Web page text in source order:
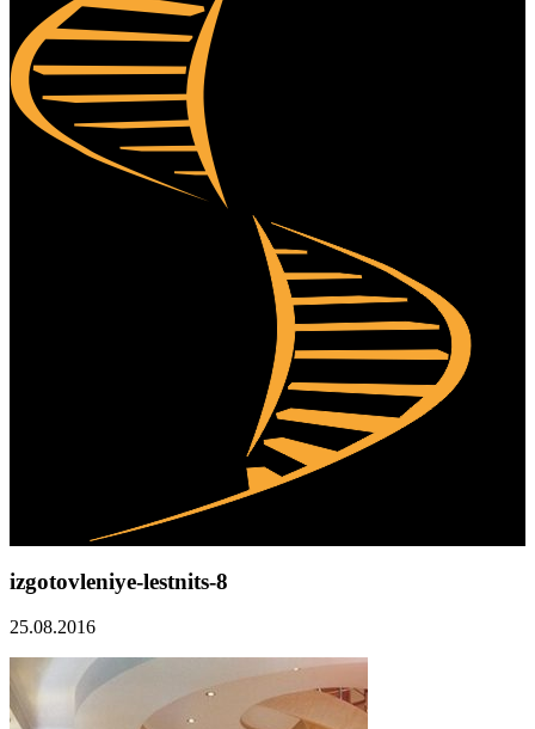
izgotovleniye-lestnits-8
25.08.2016